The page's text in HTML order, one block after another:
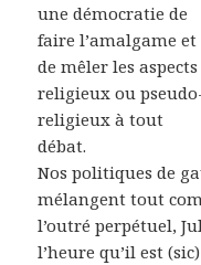
une démocratie de
faire l’amalgame et
de mêler les aspects
religieux ou
religieux à tout
débat.
Nos politiques de
mélangent tout
l’outré perpétuel,
l’heure qu’il est